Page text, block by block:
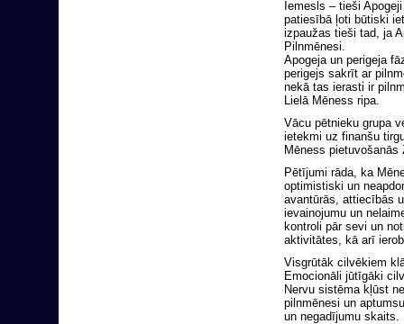
Iemesls – tieši
patiesībā ļoti būtiski
izpaužas tieši tad, ja
Pilnmēnesi.
Apogeja un perigeja
perigejs sakrīt ar
nekā tas ierasti ir
Lielā Mēness ripa.
Vācu pētnieku grupa
ietekmi uz finanšu
Mēness
Pētījumi rāda, ka
optimistiski un
avantūrās, attiecībās
ievainojumu un
kontroli pār sevi un
aktivitātes, kā arī
Visgrūtāk cilvēkiem
Emocionāli jūtīgāki
Nervu sistēma kļūst
pilnmēnesi un
un negadījumu skaits.